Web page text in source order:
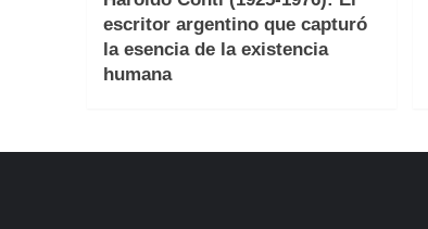
escritor argentino que capturó
la esencia de la existencia
humana